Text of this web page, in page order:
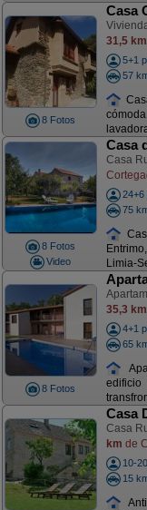
8 Fotos
Casa
31,5 km
5+1
57
8 Fotos
Video
Casa
Casa
24+6
75
Limia-
8 Fotos
35,3 km
4+1
65
Casa
Casa
km de
10-
15